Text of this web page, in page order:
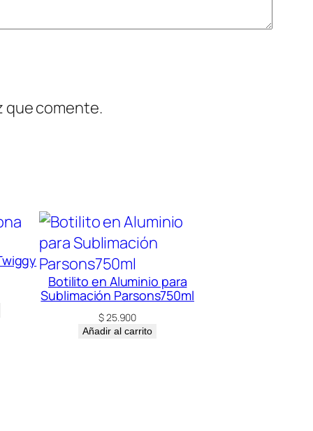
que comente.
Botilito en Aluminio para
Sublimación Parsons750ml
$25.900
Añadir al carrito